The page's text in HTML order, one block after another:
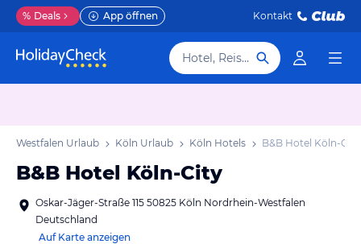
% Deals App öffnen Kontakt
Hotel, Reiseziel
Westfalen Urlaub Köln Urlaub Köln Hotels B&B Hotel Köln-City
B&B Hotel Köln-City
Oskar-Jäger-Straße 115 50825 Köln Nordrhein-Westfalen
Deutschland
Auf Karte anzeigen